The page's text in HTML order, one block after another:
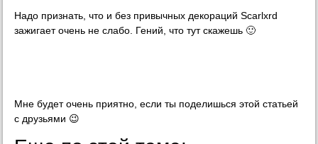
Надо признать, что и без привычных декораций Scarlxrd
зажигает очень не слабо. Гений, что тут скажешь 🙂
Мне будет очень приятно, если ты поделишься этой статьей
с друзьями 😉